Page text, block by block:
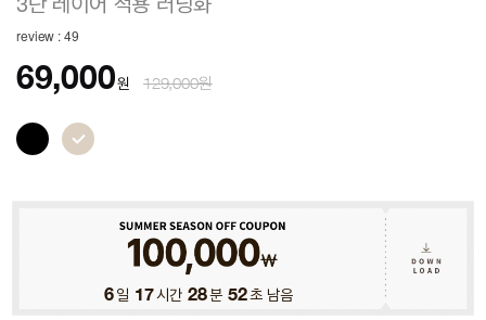
review : 49
69,000원 129,000원
6일 17시간 28분 47초 남음